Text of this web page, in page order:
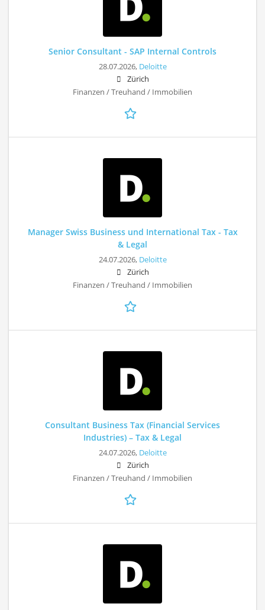
Senior Consultant - SAP Internal Controls
28.07.2026, Deloitte
Zürich
Finanzen / Treuhand / Immobilien
Manager Swiss Business und International Tax - Tax
& Legal
24.07.2026, Deloitte
Zürich
Finanzen / Treuhand / Immobilien
Consultant Business Tax (Financial Services
Industries) – Tax & Legal
24.07.2026, Deloitte
Zürich
Finanzen / Treuhand / Immobilien